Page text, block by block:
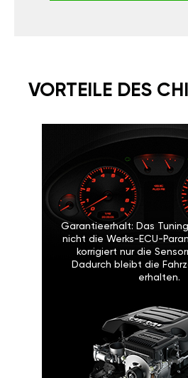
VORTEILE DES
Garantieerhalt: Das
nicht die Werks-ECU-
korrigiert nur die
Dadurch bleibt die
erhalten.